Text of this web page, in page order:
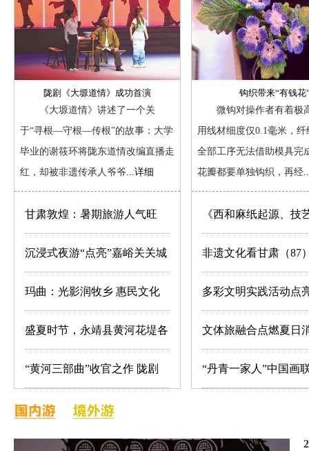
陇剧《大塬道情》成功首演
《大
《大塬道情》讲述了一个关
于“寻根—守根—传根”的故事：大学
毕业的谢筱环将陇东道情改编直播走
红，却被非遗传承人爷爷...详细
甘肃敦煌：暑期旅游人气旺
沉浸式夜游“点亮”嘉峪关关城
文旅
玛曲：光影润牧乡 惠民文化
暖人心
盛夏时节，永靖县黄河花堤各
类花卉竞相绽放
“黄河三部曲”收官之作 陇剧
《大塬道情》成功首演
钩织带来“有钱花
微钩对操作者有着极
用线材细度仅0.1毫米，
全部工序无法借助模具完
花瓣都要单独钩织，再经
《西和麻纸起源、技
承》一书出版发行
非遗文化看甘肃（87
绣娘李艳梅 钩织带来
多彩文明实践活动点
香之夜
文体旅融合点燃夏日
七里河区文旅市场持
“丹青一家人”中国画